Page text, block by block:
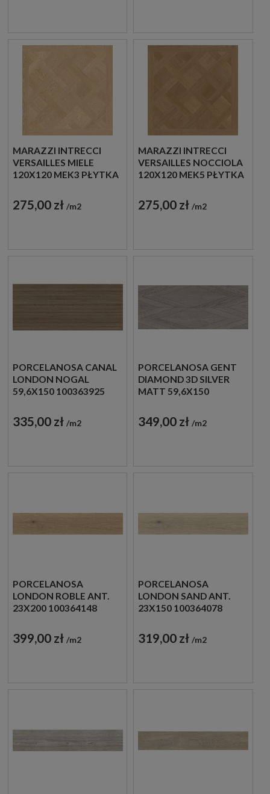
MARAZZI INTRECCI
VERSAILLES MIELE
120X120 MEK3 PŁYTKA
275,00 zł m2
MARAZZI INTRECCI
VERSAILLES NOCCIOLA
120X120 MEK5 PŁYTKA
275,00 zł m2
PORCELANOSA CANAL
LONDON NOGAL
59,6X150 100363925
DREWNOPODOBNA
335,00 zł m2
PORCELANOSA GENT
DIAMOND 3D SILVER
MATT 59,6X150
ŚCIENNA
DREWNOPODOBNA
349,00 zł m2
PORCELANOSA
LONDON ROBLE ANT.
23X200 100364148
DREWNOPODOBNA
399,00 zł m2
PORCELANOSA
LONDON SAND ANT.
23X150 100364078
DREWNOPODOBNA
319,00 zł m2